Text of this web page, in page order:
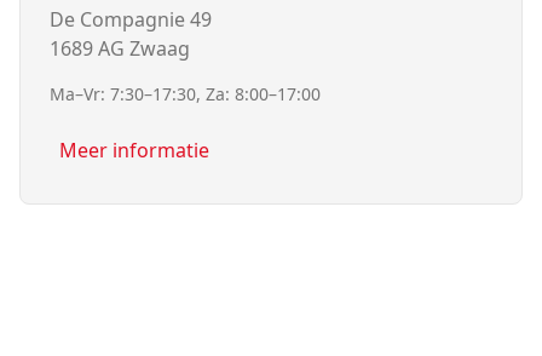
De Compagnie 49
1689 AG Zwaag
Ma–Vr: 7:30–17:30, Za: 8:00–17:00
Meer informatie